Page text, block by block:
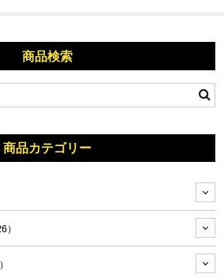
商品検索
商品カテゴリー
）